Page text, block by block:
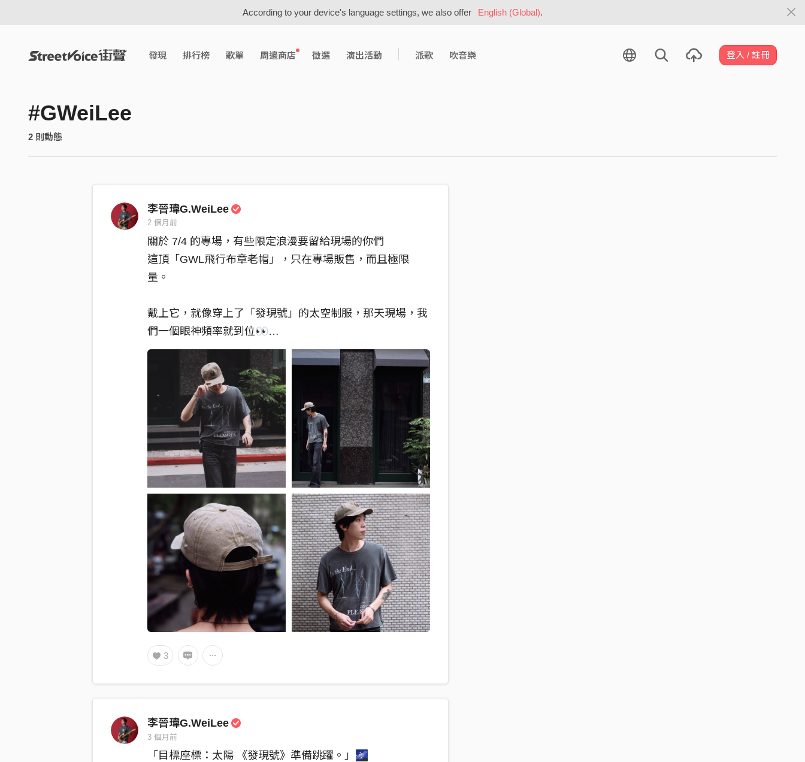
According to your device's language settings, we also offer English (Global).
發現 排行榜 歌單 周邊商店 徵選 演出活動 派歌 吹音樂 登入 / 註冊
#GWeiLee
2 則動態
李晉瑋G.WeiLee
2 個月前
關於 7/4 的專場，有些限定浪漫要留給現場的你們
這頂「GWL飛行布章老帽」，只在專場販售，而且極限
量。
戴上它，就像穿上了「發現號」的太空制服，那天現場，我
們一個眼神頻率就到位👀
💡 對了，購買 VIP 票的人會直接獲得一頂！ 目前 VIP 門
票真的只剩最後幾張，看到機會就別猶豫，衝吧！
🔗 搶票登艦艙口：
https://kktix.com/events/gweilee2026
#GWeiLee #太陽的旋律 #ChapterZero #專場限定
3
李晉瑋G.WeiLee
3 個月前
「目標座標：太陽 《發現號》準備跳躍。」🌌